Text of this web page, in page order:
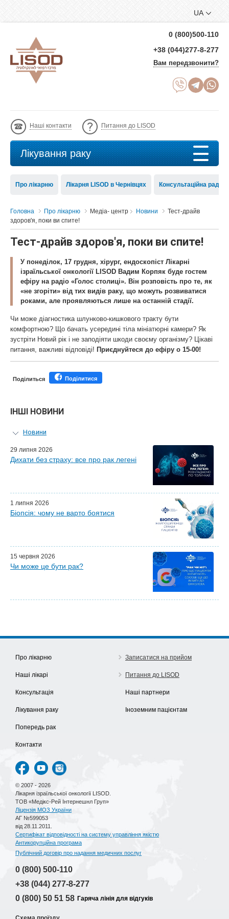
UA
0 (800)500-110
+38 (044)277-8-277
Вам передзвонити?
Наші контакти Питання до LISOD
Лікування раку
Про лікарню Лікарня LISOD в Чернівцях Консультаційна рада
Головна Про лікарню Медіа- центр Новини
Тест-драйв
здоров'я, поки ви спите!
Тест-драйв здоров'я, поки ви спите!
У понеділок, 17 грудня, хірург, ендоскопіст Лікарні
ізраїльської онкології LISOD Вадим Корпяк буде гостем
ефіру на радіо «Голос столиці». Він розповість про те, як
«не згоріти» від тих видів раку, що можуть розвиватися
роками, але проявляються лише на останній стадії.
Чи може діагностика шлунково-кишкового тракту бути
комфортною? Що бачать усередині тіла мініатюрні камери? Як
зустріти Новий рік і не заподіяти шкоди своєму організму? Цікаві
питання, важливі відповіді! Приєднуйтеся до ефіру о 15-00!
Поділиться Поділитися
ІНШІ НОВИНИ
Новини
Персональний гід
Майстер-класи для лікарів
Партнери LISOD
29 липня 2026
Дихати без страху: все про рак легені
1 липня 2026
Біопсія: чому не варто боятися
15 червня 2026
Чи може це бути рак?
Про лікарню
Наші лікарі
Консультація
Лікування раку
Попередь рак
Контакти
Записатися на прийом
Питання до LISOD
Наші партнери
Іноземним пацієнтам
© 2007 - 2026
Лікарня ізраїльської онкології LISOD.
ТОВ «Медікс-Рей Інтернешнл Груп»
Ліцензія МОЗ України
АГ №599053
від 28.11.2011.
Сертифікат відповідності на систему управління якістю
Антикорупційна програма
Публічний договір про надання медичних послуг
0 (800) 500-110
+38 (044) 277-8-277
0 (800) 50 51 58 Гаряча лінія для відгуків